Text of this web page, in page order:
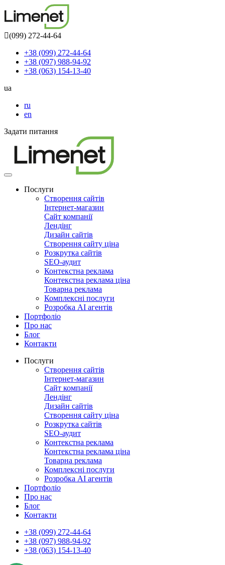
(099) 272-44-64
+38 (099) 272-44-64
+38 (097) 988-94-92
+38 (063) 154-13-40
ua
ru
en
Задати питання
Toggle
navigationПослуги
Створення сайтів
Інтернет-магазин
Сайт компанії
Лендінг
Дизайн сайтів
Створення сайту ціна
Розкрутка сайтів
SEO-аудит
Контекстна реклама
Контекстна реклама ціна
Товарна реклама
Комплексні послуги
Розробка АІ агентів
Портфоліо
Про нас
Блог
Контакти
Послуги
Створення сайтів
Інтернет-магазин
Сайт компанії
Лендінг
Дизайн сайтів
Створення сайту ціна
Розкрутка сайтів
SEO-аудит
Контекстна реклама
Контекстна реклама ціна
Товарна реклама
Комплексні послуги
Розробка АІ агентів
Портфоліо
Про нас
Блог
Контакти
+38 (099) 272-44-64
+38 (097) 988-94-92
+38 (063) 154-13-40